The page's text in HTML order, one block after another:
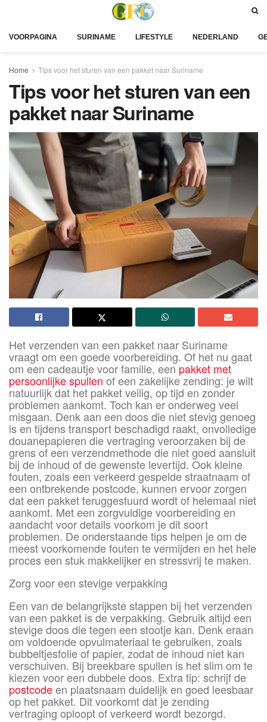
VOORPAGINA SURINAME LIFESTYLE NEDERLAND
Home Tips voor het sturen van een pakket naar Suriname
Tips voor het sturen van een
pakket naar Suriname
Het verzenden van een pakket naar Suriname
vraagt om een goede voorbereiding. Of het nu gaat
om een cadeautje voor familie, eenpakket met
persoonlijke spullen of een zakelijke zending: je wilt
natuurlijk dat het pakket veilig, op tijd en zonder
problemen aankomt. Toch kan er onderweg veel
misgaan. Denk aan een doos die niet stevig genoeg
is en tijdens transport beschadigd raakt, onvolledige
douanepapieren die vertraging veroorzaken bij de
grens of een verzendmethode die niet goed aansluit
bij de inhoud of de gewenste levertijd. Ook kleine
fouten, zoals een verkeerd gespelde straatnaam of
een ontbrekende postcode, kunnen ervoor zorgen
dat een pakket teruggestuurd wordt of helemaal niet
aankomt. Met een zorgvuldige voorbereiding en
aandacht voor details voorkom je dit soort
problemen. De onderstaande tips helpen je om de
meest voorkomende fouten te vermijden en het hele
proces een stuk makkelijker en stressvrij te maken.
Zorg voor een stevige verpakking
Een van de belangrijkste stappen bij het verzenden
van een pakket is de verpakking. Gebruik altijd een
stevige doos die tegen een stootje kan. Denk eraan
om voldoende opvulmateriaal te gebruiken, zoals
bubbeltjesfolie of papier, zodat de inhoud niet kan
verschuiven. Bij breekbare spullen is het slim om te
kiezen voor een dubbele doos. Extra tip: schrijf de
postcodeen plaatsnaam duidelijk en goed leesbaar
op het pakket. Dit voorkomt dat je zending
vertraging oploopt of verkeerd wordt bezorgd.